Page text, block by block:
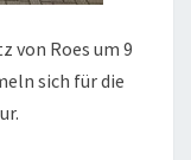
von Roes um 9
sich für die